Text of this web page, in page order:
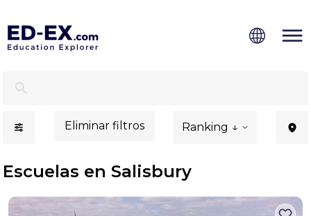
Eliminar filtros Ranking ↓
Escuelas en Salisbury